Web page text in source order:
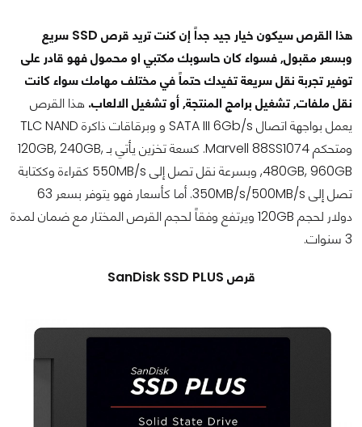
هذا القرص سيكون خيار جيد جداً إن كنت تريد قرص SSD سريع
وبسعر مقبول, فسواء كان حاسوبك مكتبي او محمول فهو قادر على
توفير تجربة نقل سريعة تفيدك حتماً في مختلف مهامك سواء كانت
نقل ملفات, تشغيل برامج المنتجة, أو تشغيل الالعاب. هذا القرص
يعمل بواجهة اتصال SATA III 6Gb/s و وبرقاقات ذاكرة TLC NAND
ومتحكم Marvell 88SS1074. كسعة تخزين يأتي بـ 120GB, 240GB,
480GB, 960GB, وبسرعة نقل تصل إلى 550MB/s كقراءة وككتابة
تصل إلى 350MB/s/500MB/s. أما كأسعار فهو يتوفر بسعر 63
دولار لحجم 120GB ويرتفع وفقاً لحجم القرص المختار مع ضمان لمدة
3 سنوات.
قرص SanDisk SSD PLUS